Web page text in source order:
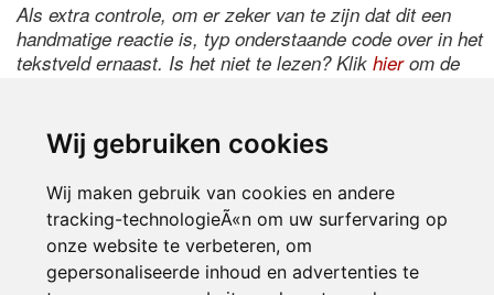
Wij gebruiken cookies
Wij maken gebruik van cookies en andere
tracking-technologieÃ«n om uw surfervaring op
onze website te verbeteren, om
gepersonaliseerde inhoud en advertenties te
Als extra controle, om er zeker van te zijn dat dit een
handmatige reactie is, typ onderstaande code over in het
tekstveld ernaast. Is het niet te lezen? Klik hierom de